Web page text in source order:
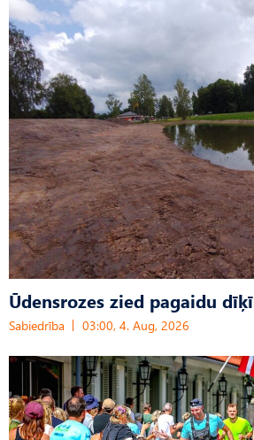
Ūdensrozes zied pagaidu dīķī
Sabiedrība 03:00, 4. Aug, 2026